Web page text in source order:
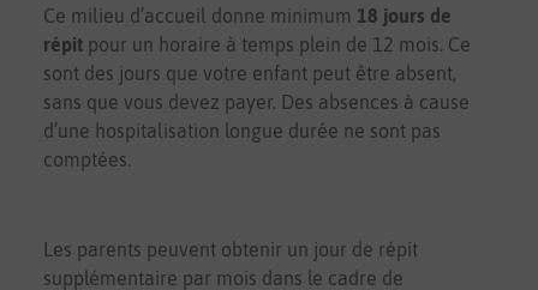
Ce milieu d’accueil donne minimum 18 jours de
répit pour un horaire à temps plein de 12 mois. Ce
sont des jours que votre enfant peut être absent,
sans que vous devez payer. Des absences à cause
d’une hospitalisation longue durée ne sont pas
comptées.
Les parents peuvent obtenir un jour de répit
supplémentaire par mois dans le cadre de